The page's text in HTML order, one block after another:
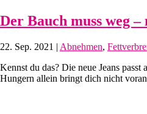
Der Bauch muss weg
22. Sep. 2021 | Abnehmen,
Kennst du das? Die neue Jeans
Hungern allein bringt dich nicht